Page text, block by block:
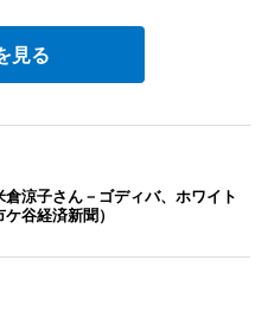
見る
涼子さん－ゴディバ、ホワイト
谷経済新聞）